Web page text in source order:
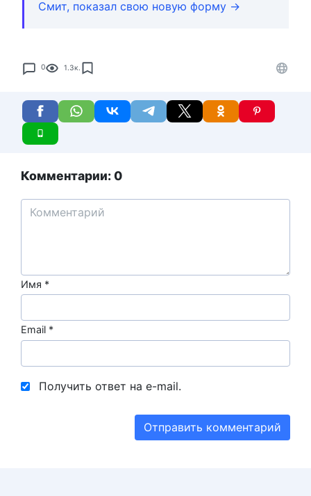
Смит, показал свою новую форму →
0 1.3к.
Комментарии: 0
Имя *
Email *
Получить ответ на e-mail.